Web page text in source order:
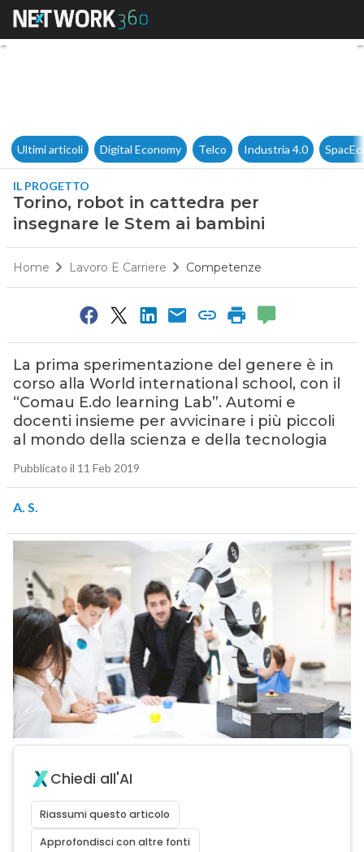
Torino, robot in cattedra per
Ultimi articoli Digital Economy Telco Industria 4.0
IL PROGETTO
Torino, robot in cattedra per
insegnare le Stem ai bambini
Home Lavoro E Carriere Competenze
La prima sperimentazione del genere è in
corso alla World international school, con il
“Comau E.do learning Lab”. Automi e
docenti insieme per avvicinare i più piccoli
al mondo della scienza e della tecnologia
Pubblicato il 11 Feb 2019
A. S.
Chiedi all'AI
Riassumi questo articolo
Approfondisci con altre fonti